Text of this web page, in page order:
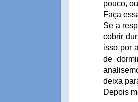
pouco,
Faça
Se a
cobrir
isso por
de
deixa
Depois